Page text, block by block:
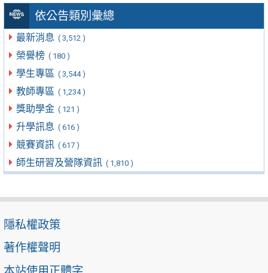
依公告類別彙總
最新消息 ( 3,512 )
榮譽榜 ( 180 )
學生專區 ( 3,544 )
教師專區 ( 1,234 )
獎助學金 ( 121 )
升學訊息 ( 616 )
競賽資訊 ( 617 )
師生研習及營隊資訊 ( 1,810 )
隱私權政策
著作權聲明